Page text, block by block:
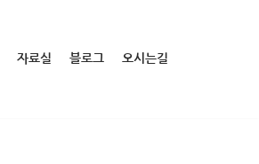
자료실 블로그 오시는길